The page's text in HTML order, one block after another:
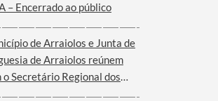
– Encerrado ao público
de Arraiolos e Junta de
de Arraiolos reúnem
o Secretário Regional dos